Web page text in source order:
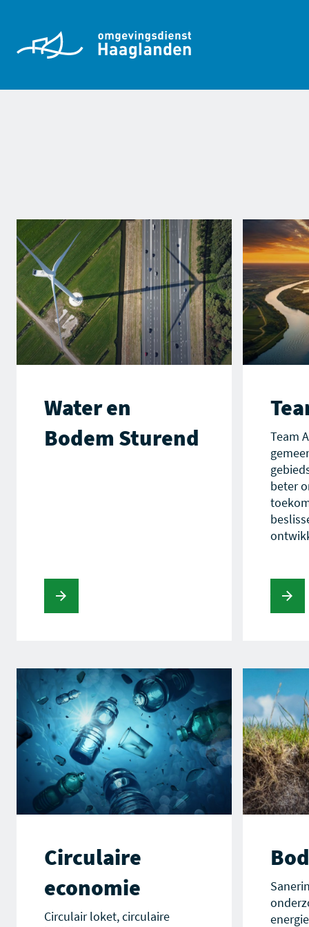
Water en
Bodem Sturend
Team
beter
Circulaire
economie
Circulair loket, circulaire
energie